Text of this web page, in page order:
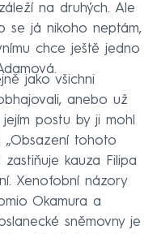
na druhých. Ale
se já nikoho neptám,
chce ještě jedno
jako všichni
anebo už
postu by ji mohl
„Obsazení tohoto
kauza Filipa
Xenofobní názory
Okamura a
sněmovny je